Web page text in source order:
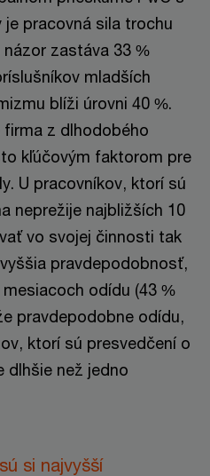
je pracovná sila trochu
zastáva 33 %
mladších
blíži úrovni 40 %.
z dlhodobého
kľúčovým faktorom pre
U pracovníkov, ktorí sú
neprežije najbližších 10
vo svojej činnosti tak
pravdepodobnosť,
odídu (43 %
pravdepodobne odídu,
ktorí sú presvedčení o
dlhšie než jedno
si najvyšší